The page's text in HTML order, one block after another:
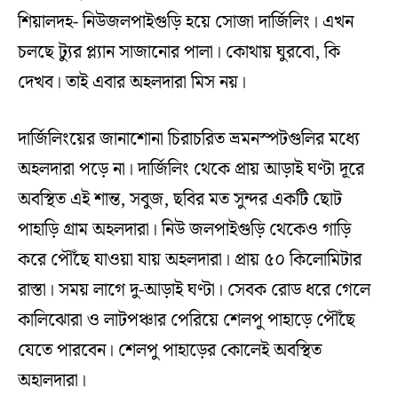
শিয়ালদহ- নিউজলপাইগুড়ি হয়ে সোজা দার্জিলিং। এখন
চলছে ট্যুর প্ল্যান সাজানোর পালা। কোথায় ঘুরবো, কি
দেখব। তাই এবার অহলদারা মিস নয়।
দার্জিলিংয়ের জানাশোনা চিরাচরিত ভ্রমনস্পটগুলির মধ্যে
অহলদারা পড়ে না। দার্জিলিং থেকে প্রায় আড়াই ঘণ্টা দূরে
অবস্থিত এই শান্ত, সবুজ, ছবির মত সুন্দর একটি ছোট
পাহাড়ি গ্রাম অহলদারা। নিউ জলপাইগুড়ি থেকেও গাড়ি
করে পৌঁছে যাওয়া যায় অহলদারা। প্রায় ৫০ কিলোমিটার
রাস্তা। সময় লাগে দু-আড়াই ঘণ্টা। সেবক রোড ধরে গেলে
কালিঝোরা ও লাটপঞ্চার পেরিয়ে শেলপু পাহাড়ে পৌঁছে
যেতে পারবেন। শেলপু পাহাড়ের কোলেই অবস্থিত
অহালদারা।